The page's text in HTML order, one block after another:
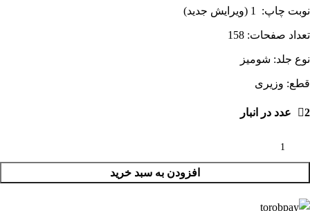
نوبت چاپ: 1 (ویرایش جدید)
تعداد صفحات: 158
نوع جلد: شومیز
قطع: وزیری
2 عدد در انبار
افزودن به سبد خرید